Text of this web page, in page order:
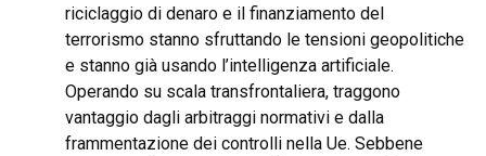
riciclaggio di denaro e il finanziamento del
terrorismo stanno sfruttando le tensioni geopolitiche
e stanno già usando l’intelligenza artificiale.
Operando su scala transfrontaliera, traggono
vantaggio dagli arbitraggi normativi e dalla
frammentazione dei controlli nella Ue. Sebbene